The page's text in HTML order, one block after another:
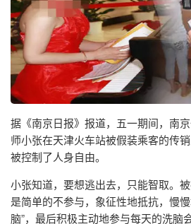
据《南京日报》报道，五一期间，南
师小张在天津火车站被假装乘客的传
被控制了人身自由。
小张知道，要想逃出去，只能智取。
是简单的不参与，象征性地抵抗，慢
脑”，最后积极主动地参与每天的洗脑